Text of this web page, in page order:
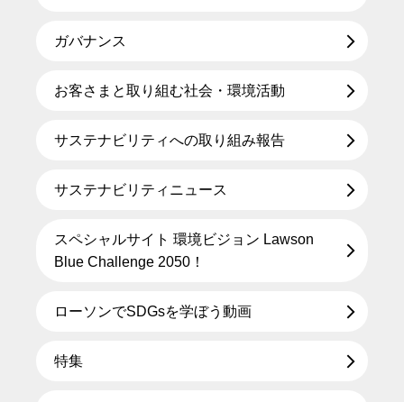
ガバナンス
お客さまと取り組む社会・環境活動
サステナビリティへの取り組み報告
サステナビリティニュース
スペシャルサイト 環境ビジョン Lawson
Blue Challenge 2050！
ローソンでSDGsを学ぼう動画
特集